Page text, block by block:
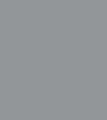
in der Geschichte